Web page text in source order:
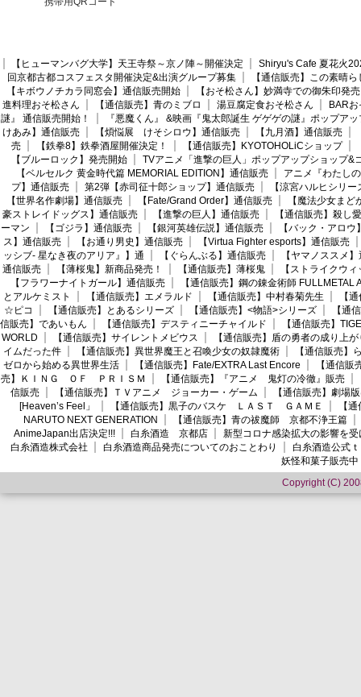
【ヒューマンバグ大学】天王寺祭～京ノ陣～開催決定
Shiryu's Cafe 夏花火
回京都古都コスフェスタ開催決定&出演グループ募集
【通信販売】この素晴
【キボウノチカラ同窓会】通信販売開始
【おそ松さん】妙満寺での御朱印発売
進料理おそ松さん
【通信販売】青のミブロ 湯豆腐定食おそ松さん
BAR
謎』 通信販売開始！
『悪魔くん』 &映画『鬼太郎誕生 ゲゲゲの謎』ポップア
けあみ】通信販売
【煩悩展 けそシロウ】通信販売 【九月酒】通信販売
売
【鉄拳8】鉄拳酒屋開催決定！ 【通信販売】KYOTOHOLiCショップ
【ブルーロック】発売開始
TVアニメ「進撃の巨人」ポップアップショップ&
【ベルセルク 黄金時代篇 MEMORIAL EDITION】通信販売
アニメ『わたし
プ】通信販売
第2弾【赤司征十郎ショップ】通信販売
【涼宮ハルヒシリ
【世界名作劇場】通信販売
【Fate/Grand Order】通信販売
【魔法少女ま
豪ストレイドッグス】通信販売
【進撃の巨人】通信販売
【通信販売】殺し愛
ーマン
【ゴジラ】通信販売 【銀河英雄伝説】通信販売
【バック・アロウ
ス】通信販売
【お通り男史】通信販売
【Virtua Fighter esports】通信販売
ッシブ- 星なき夜のアリア』】通
【ぐらんぶる】通信販売
【ヤマノススメ
通信販売
【薄桜鬼】新商品発売！ 【通信販売】薄桜鬼
【ストライクウ
【フラワーナイトガール】通信販売
【通信販売】鋼の錬金術師 FULLMETAL
とアルケミスト
【通信販売】エメラルド 【通信販売】中村春菊先生
【
☆ピコ
【通信販売】とあるシリーズ 【通信販売】<物語>シリーズ
【通
信販売】であいもん
【通信販売】デスティニーチャイルド
【通信販売】
WORLD
【通信販売】サイレントメビウス
【通信販売】盾の勇者の成り上が
イムだった件
【通信販売】異世界魔王と召喚少女の奴隷魔術
【通信販売】
ゼロから始める異世界生活
【通信販売】Fate/EXTRA Last Encore
【通信
売】ＫＩＮＧ ＯＦ ＰＲＩＳＭ
【通信販売】『アニメ 鬼灯の冷徹』販売
信販売
【通信販売】ＴＶアニメ ジョーカー・ゲーム
【通信販売】劇場
[Heaven’s Feel」
【通信販売】黒子のバスケ ＬＡＳＴ ＧＡＭＥ
【
NARUTO NEXT GENERATION
【通信販売】青の祓魔師 京都不浄王篇
AnimeJapan出店決定!!!
白糸酒造 京都店
新型コロナ感染拡大の影響を
白糸酒造株式会社
白糸酒造商品発売についてのおことわり
白糸酒造公式
妖怪和菓子販売中
Copyright (C)